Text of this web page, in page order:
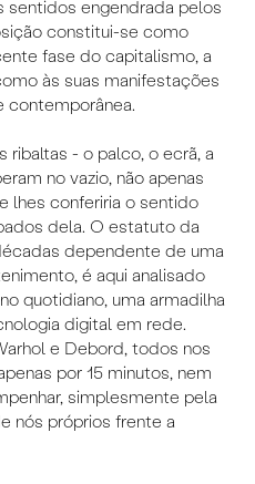
sentidos engendrada pelos
constitui-se como
fase do capitalismo, a
às suas manifestações
contemporânea.
ribaltas - o palco, o ecrã, a
no vazio, não apenas
lhes conferiria o sentido
dela. O estatuto da
dependente de uma
é aqui analisado
quotidiano, uma armadilha
digital em rede.
e Debord, todos nos
por 15 minutos, nem
simplesmente pela
nós próprios frente a